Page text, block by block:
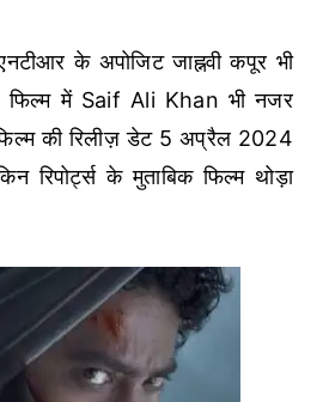
के अपोजिट जाह्नवी कपूर भी
फिल्म में Saif Ali Khan भी नजर
की रिलीज़ डेट 5 अप्रैल 2024
रिपोर्ट्स के मुताबिक फिल्म थोड़ा